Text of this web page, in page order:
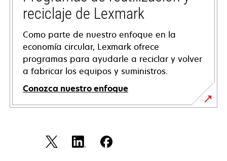
nueva
reciclaje de Lexmark
Como parte de nuestro enfoque en la
economía circular, Lexmark ofrece
programas para ayudarle a reciclar y volver
a fabricar los equipos y suministros.
Conozca nuestro enfoque